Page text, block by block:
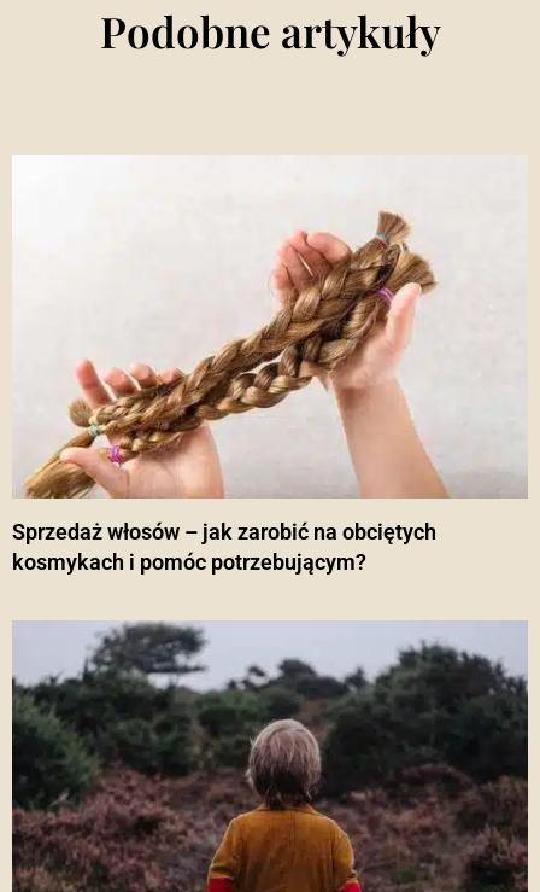
Podobne artykuły
Sprzedaż włosów – jak zarobić na obciętych
kosmykach i pomóc potrzebującym?